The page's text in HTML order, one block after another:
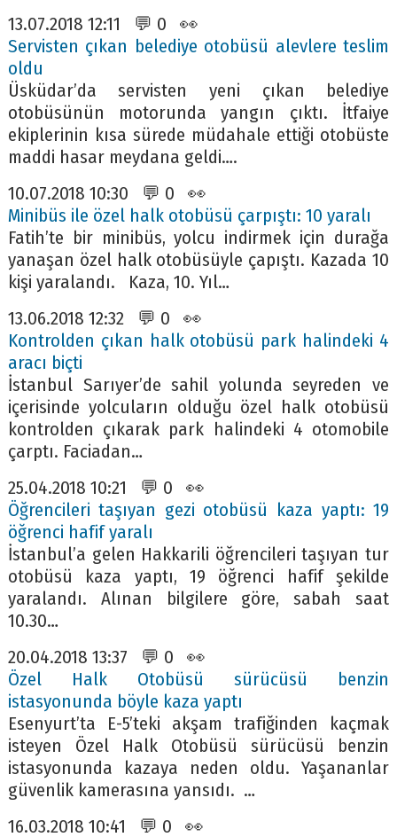
13.07.2018 12:11 💬 0 👀
Servisten çıkan belediye otobüsü alevlere teslim
oldu
Üsküdar’da servisten yeni çıkan belediye
otobüsünün motorunda yangın çıktı. İtfaiye
ekiplerinin kısa sürede müdahale ettiği otobüste
maddi hasar meydana geldi….
10.07.2018 10:30 💬 0 👀
Minibüs ile özel halk otobüsü çarpıştı: 10 yaralı
Fatih’te bir minibüs, yolcu indirmek için durağa
yanaşan özel halk otobüsüyle çapıştı. Kazada 10
kişi yaralandı. Kaza, 10. Yıl…
13.06.2018 12:32 💬 0 👀
Kontrolden çıkan halk otobüsü park halindeki 4
aracı biçti
İstanbul Sarıyer’de sahil yolunda seyreden ve
içerisinde yolcuların olduğu özel halk otobüsü
kontrolden çıkarak park halindeki 4 otomobile
çarptı. Faciadan…
25.04.2018 10:21 💬 0 👀
Öğrencileri taşıyan gezi otobüsü kaza yaptı: 19
öğrenci hafif yaralı
İstanbul’a gelen Hakkarili öğrencileri taşıyan tur
otobüsü kaza yaptı, 19 öğrenci hafif şekilde
yaralandı. Alınan bilgilere göre, sabah saat
10.30…
20.04.2018 13:37 💬 0 👀
Özel Halk Otobüsü sürücüsü benzin
istasyonunda böyle kaza yaptı
Esenyurt’ta E-5’teki akşam trafiğinden kaçmak
isteyen Özel Halk Otobüsü sürücüsü benzin
istasyonunda kazaya neden oldu. Yaşananlar
güvenlik kamerasına yansıdı. …
16.03.2018 10:41 💬 0 👀